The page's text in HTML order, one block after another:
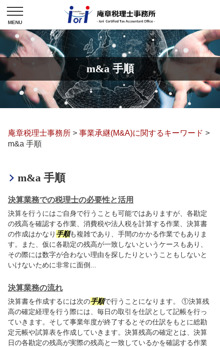
m&a 手順
庵章税理士事務所 > 事業承継(M&A)に関するキーワード >
m&a 手順
m&a 手順
決算業務での税理士の必要性と活用
決算を行うにはご自身で行うことも可能ではありますが、各勘定
の残高を確認する作業、消費税や法人税を計算する作業、決算書
の作成はかなり 手順も複雑であり、手間のかかる作業でもありま
す。また、仮に各勘定の残高が一致しないというケースもあり、
その際には数字が合わない理由を探したりということもしないと
いけないために非常に面倒...
決算業務の流れ
決算書を作成するには次の手順で行うことになります。 ①決算残
高の確定経理を行う際には、毎日の取引を仕訳として記帳を行っ
ていきます。そして事業年度が終了するとその仕訳をもとに総勘
定元帳や試算表を作成していきます。決算残高の確定とは、決算
日の各勘定の残高が実際の残高と一致しているかを確認する作業